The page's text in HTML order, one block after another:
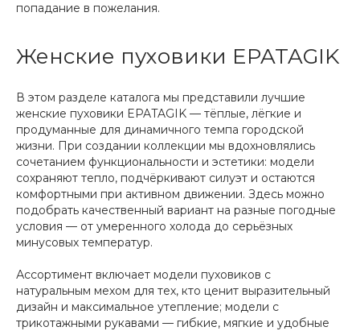
попадание в пожелания.
Женские пуховики EPATAGIK
В этом разделе каталога мы представили лучшие
женские пуховики EPATAGIK — тёплые, лёгкие и
продуманные для динамичного темпа городской
жизни. При создании коллекции мы вдохновлялись
сочетанием функциональности и эстетики: модели
сохраняют тепло, подчёркивают силуэт и остаются
комфортными при активном движении. Здесь можно
подобрать качественный вариант на разные погодные
условия — от умеренного холода до серьёзных
минусовых температур.
Ассортимент включает модели пуховиков с
натуральным мехом для тех, кто ценит выразительный
дизайн и максимальное утепление; модели с
трикотажными рукавами — гибкие, мягкие и удобные